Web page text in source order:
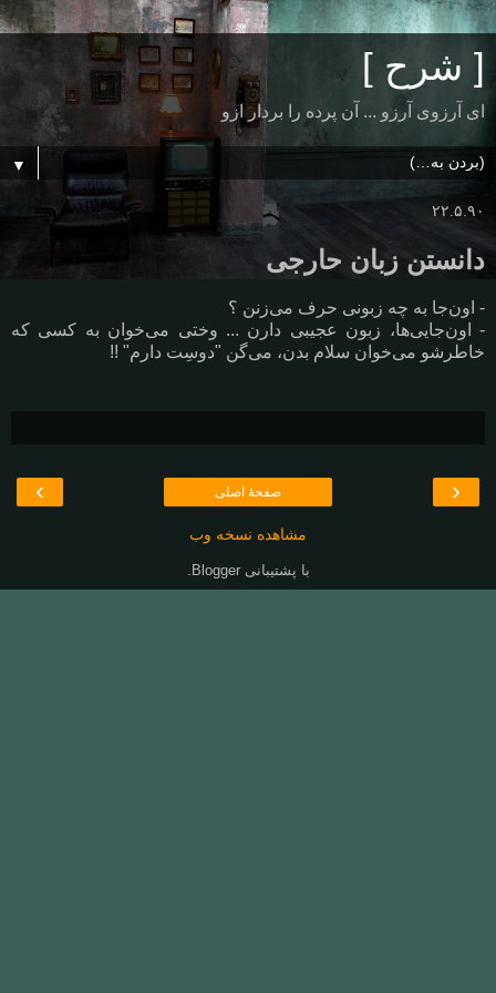
[ شرح ]
ای آرزوی آرزو ... آن پرده را بردار ازو
▼
۲۲.۵.۹۰
دانستن زبان حارجی
- اون‌جا به چه زبونی حرف می‌زنن ؟
- اون‌جایی‌ها، زبون عجیبی دارن ... وختی می‌خوان به کسی که
خاطرشو می‌خوان سلام بدن، می‌گن "دوسِت دارم" !!
‹
› صفحهٔ اصلی
مشاهده نسخه وب
با پشتیبانیBlogger